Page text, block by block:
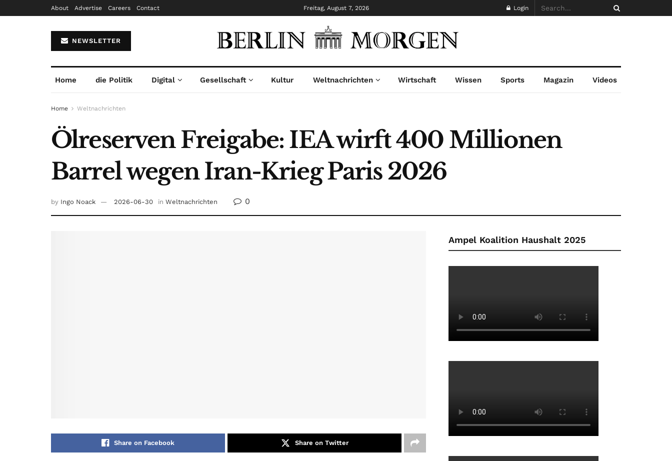
About Advertise Careers Contact Freitag, August 7, 2026 Login
NEWSLETTER
Home die Politik Digital Gesellschaft Kultur Weltnachrichten Wirtschaft Wissen Sports Magazin Videos
Home Weltnachrichten
Ölreserven Freigabe: IEA wirft 400 Millionen
Barrel wegen Iran-Krieg Paris 2026
by Ingo Noack 2026-06-30 in Weltnachrichten 0
Share on Facebook Share on Twitter
Ampel Koalition Haushalt 2025